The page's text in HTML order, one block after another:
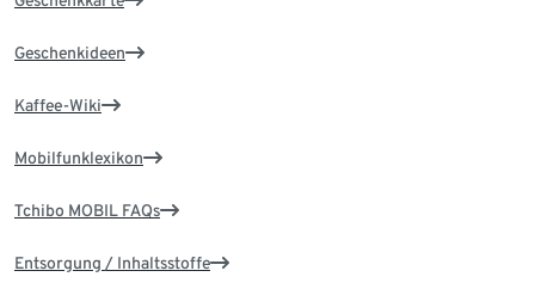
Geschenkideen
Kaffee-Wiki
Mobilfunklexikon
Tchibo MOBIL FAQs
Entsorgung / Inhaltsstoffe